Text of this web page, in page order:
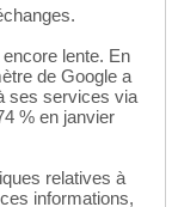
lente. En
de Google a
ses services via
% en janvier
relatives à
informations,